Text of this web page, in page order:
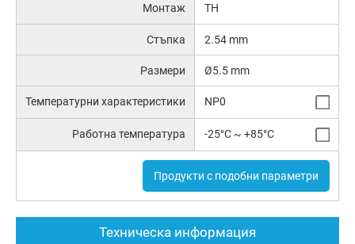
Монтаж TH
Стъпка 2.54 mm
Размери Ø5.5 mm
Температурни характеристики NP0
Работна температура -25°C ~ +85°C
Продукти с подобни параметри
Техническа информация